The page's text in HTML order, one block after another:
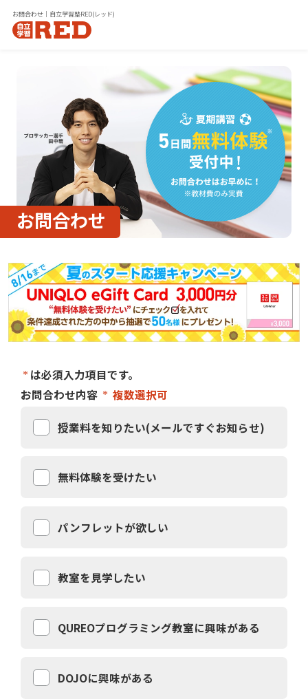
お問合わせ｜自立学習塾RED(レッド)
お問合わせ
は必須入力項目です。
お問合わせ内容
複数選択可
授業料を知りたい(メールですぐお知らせ)
無料体験を受けたい
パンフレットが欲しい
教室を見学したい
QUREOプログラミング教室に興味がある
DOJOに興味がある